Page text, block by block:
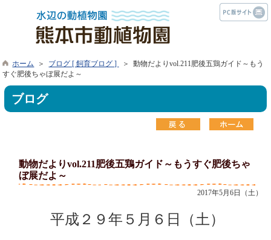
ホーム ＞ ブログ [ 飼育ブログ ]
＞ 動物だよりvol.211肥後五鶏ガイド～もう
すぐ肥後ちゃぼ展だよ～
ブログ
動物だよりvol.211肥後五鶏ガイド～もうすぐ肥後ちゃ
ぼ展だよ～
2017年5月6日（土）
平成２９年５月６日（土）